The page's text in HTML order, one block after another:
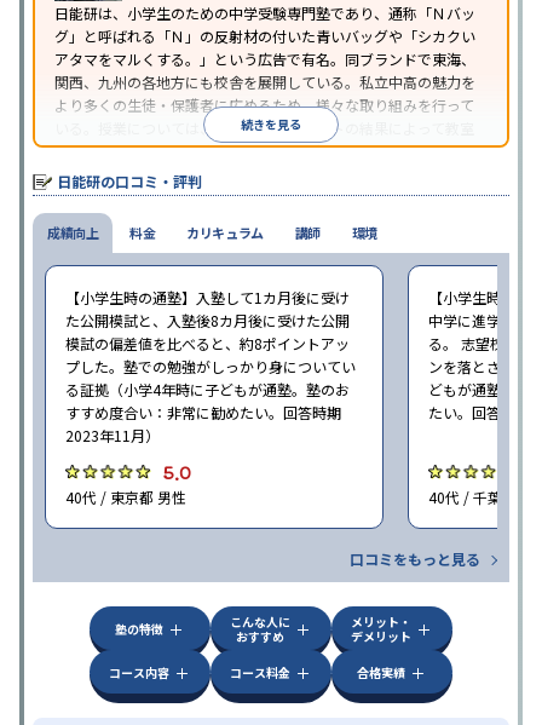
日能研は、小学生のための中学受験専門塾であり、通称「Ｎバッ
グ」と呼ばれる「Ｎ」の反射材の付いた青いバッグや「シカクい
アタマをマルくする。」という広告で有名。同ブランドで東海、
関西、九州の各地方にも校舎を展開している。私立中高の魅力を
より多くの生徒・保護者に広めるため、様々な取り組みを行って
いる。授業については、カリキュラムテストの結果によって教室
の座席が変わるという独自のスタイルを採用している。
続きを見る
日能研の口コミ・評判
成績向上
【小学生時の通塾】入塾して1カ月後に受け
た公開模試と、入塾後8カ月後に受けた公開
模試の偏差値を比べると、約8ポイントアッ
プした。塾での勉強がしっかり身についてい
る証拠（小学4年時に子どもが通塾。塾のお
すすめ度合い：非常に勧めたい。回答時期
2023年11月）
5.0
40代 / 東京都 男性
【小学生時の通
中学に進学して
る。 志望校に合
ンを落とさずに
どもが通塾。塾
たい。回答時期
40代 / 千葉県 女
口コミをもっと見る
料金 カリキュラム 講師 環境
塾の特徴
こんな人に
おすすめ
メリット・
デメリット
コース内容
コース料金 合格実績